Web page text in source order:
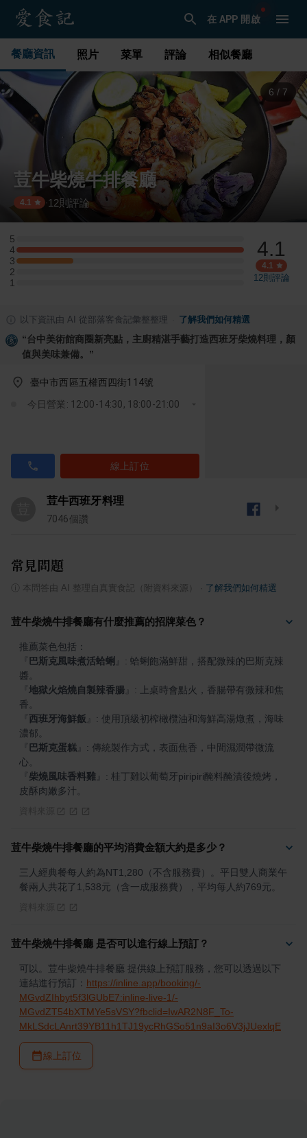
在 APP 開啟
餐廳資訊 照片 菜單 評論 相似餐廳
7 / 7
荳牛柴燒牛排餐廳
4.1 ·12 則評論
5
5 星：0 則評論
4
4 星：4 則評論
3
3 星：1 則評論
2
2 星：0 則評論
1
1 星：0 則評論
4.1
4.1
12則評論
以下資訊由 AI 從部落客食記彙整整理 了解我們如何精選
“台中美術館商圈新亮點，主廚精湛手藝打造西班牙柴燒料理，顏
值與美味兼備。 ”
臺中市西區五權西四街114號
今日營業: 12:00-14:30, 18:00-21:00
線上訂位
荳牛西班牙料理
7046個讚
常見問題
本問答由 AI 整理自真實食記（附資料來源） 了解我們如何精選
荳牛柴燒牛排餐廳有什麼推薦的招牌菜色？
巴斯克風味煮活蛤蜊
: 蛤蜊飽滿鮮甜，搭配微辣的巴斯克辣
地獄火焰燒自製辣香腸
: 上桌時會點火，香腸帶有微辣和焦
西班牙海鮮飯
: 使用頂級初榨橄欖油和海鮮高湯燉煮，海味
巴斯克蛋糕
: 傳統製作方式，表面焦香，中間濕潤帶微流
柴燒風味香料雞
: 桂丁雞以葡萄牙piripiri醃料醃漬後燒烤，
皮酥肉嫩多汁。
荳牛柴燒牛排餐廳的平均消費金額大約是多少？
三人經典餐每人約為NT1,280（不含服務費）。平日雙人商業午
餐兩人共花了1,538元（含一成服務費），平均每人約769元。
荳牛柴燒牛排餐廳 是否可以進行線上預訂？
可以。荳牛柴燒牛排餐廳 提供線上預訂服務，您可以透過以下
連結進行預訂： https://inline.app/booking/-
MGvdZIhbyt5f3lGUbE7:inline-live-1/-
MGvdZT54bXTMYe5sVSY?fbclid=IwAR2N8F_To-
MkLSdcLAnrt39YB11h1TJ19ycRhGSo51n9aI3o6V3jJUexlqE
線上訂位